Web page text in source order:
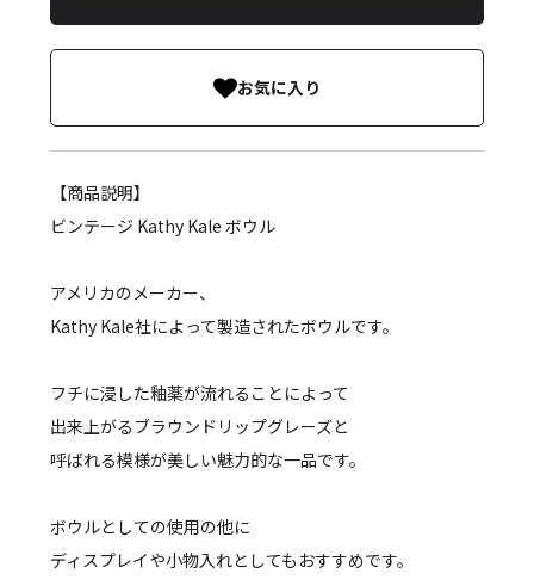
お気に入り
【商品説明】
ビンテージ Kathy Kale ボウル
アメリカのメーカー、
Kathy Kale社によって製造されたボウルです。
フチに浸した釉薬が流れることによって
出来上がるブラウンドリップグレーズと
呼ばれる模様が美しい魅力的な一品です。
ボウルとしての使用の他に
ディスプレイや小物入れとしてもおすすめです。